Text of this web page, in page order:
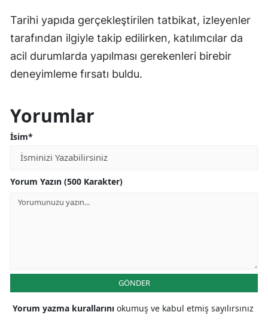
Tarihi yapıda gerçekleştirilen tatbikat, izleyenler
tarafından ilgiyle takip edilirken, katılımcılar da
acil durumlarda yapılması gerekenleri birebir
deneyimleme fırsatı buldu.
Yorumlar
İsim*
Yorum Yazın (500 Karakter)
GÖNDER
Yorum yazma kurallarını okumuş ve kabul etmiş sayılırsınız